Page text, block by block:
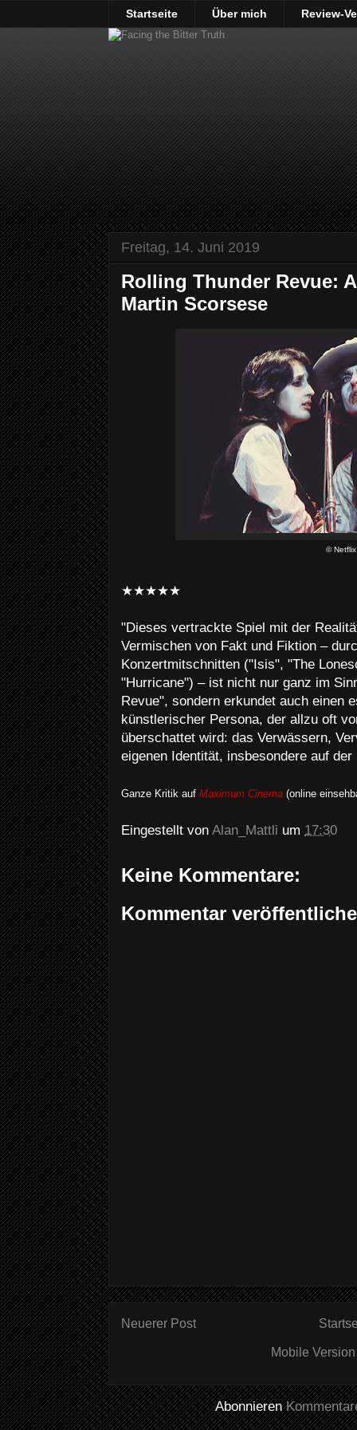
Startseite Über mich Review-
Freitag, 14. Juni 2019
Rolling Thunder Revue:
Martin Scorsese
© Netflix
★★★★★
"Dieses vertrackte Spiel mit der
Vermischen von Fakt und Fiktion –
Konzertmitschnitten ("Isis", "The
"Hurricane") – ist nicht nur ganz im
Revue", sondern erkundet auch einen
künstlerischer Persona, der allzu oft
überschattet wird: das Verwässern,
eigenen Identität, insbesondere auf der
Ganze Kritik auf Maximum Cinema (online
Eingestellt von Alan_Mattli um 17:30
Keine Kommentare:
Kommentar
Neuerer Post
Mobile
Abonnieren